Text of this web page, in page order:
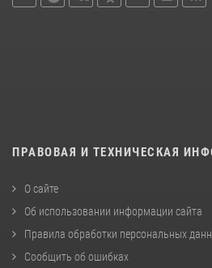
ПРАВОВАЯ И ТЕХНИЧЕСКАЯ
О сайте
Об использовании информации сайта
Правила обработки персональных
Сообщить об ошибках